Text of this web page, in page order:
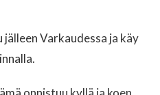
jälleen Varkaudessa ja käy